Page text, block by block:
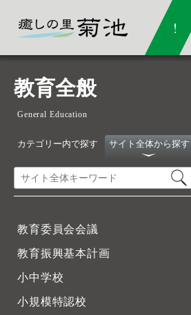
教育全般
General Education
カテゴリー内で探す サイト全体から探す
教育委員会会議
教育振興基本計画
小中学校
小規模特認校